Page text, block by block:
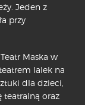
Jeden z
przy
Maska w
lalek na
dla dzieci,
teatralną oraz